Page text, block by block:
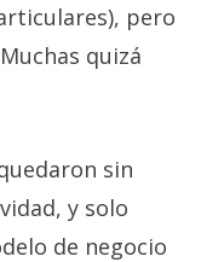
pero
quizá
sin
y solo
de negocio